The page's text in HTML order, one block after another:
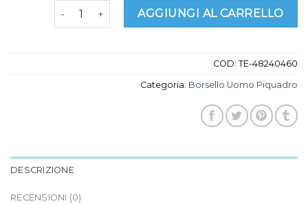
borsello uomo piquadro quantità
AGGIUNGI AL CARRELLO
COD: TE-48240460
Categoria: Borsello Uomo Piquadro
DESCRIZIONE
RECENSIONI (0)